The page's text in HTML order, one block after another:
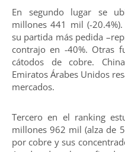
En segundo lugar se
millones 441 mil (-
su partida más pedida
contrajo en -40%. Otras
cátodos de cobre.
Emiratos Árabes Unidos
mercados.
Tercero en el ranking
millones 962 mil (alza de
por cobre y sus